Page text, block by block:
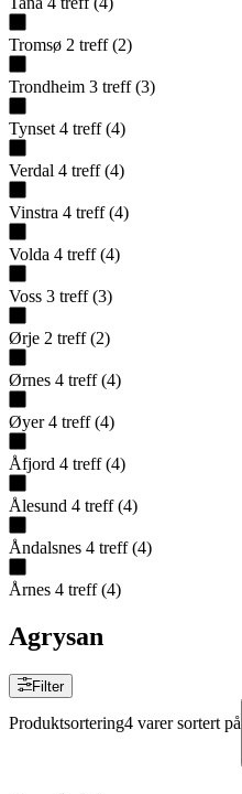
Tromsø 2 treff (2)
Trondheim 3 treff (3)
Tynset 4 treff (4)
Verdal 4 treff (4)
Vinstra 4 treff (4)
Volda 4 treff (4)
Voss 3 treff (3)
Ørje 2 treff (2)
Ørnes 4 treff (4)
Øyer 4 treff (4)
Åfjord 4 treff (4)
Ålesund 4 treff (4)
Åndalsnes 4 treff (4)
Årnes 4 treff (4)
Agrysan
Filter
Produktsortering4 varer sortert på